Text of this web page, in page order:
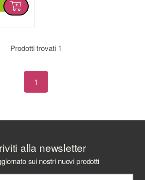
Prodotti trovati 1
1
alla newsletter
sui nostri nuovi prodotti